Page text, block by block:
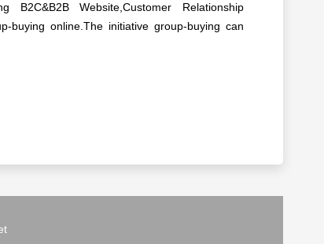
Website,Customer Relationship
buying online.The initiative group-buying can